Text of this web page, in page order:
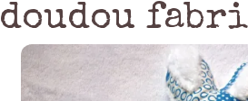
doudou